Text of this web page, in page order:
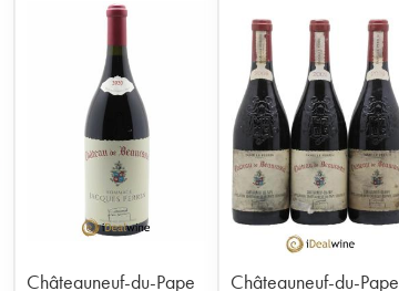
Châteauneuf-du-Pape
Châteauneuf-du-Pape